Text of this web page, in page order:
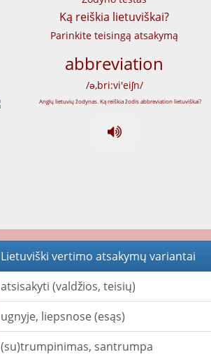
Ką reiškia lietuviškai?
Parinkite teisingą atsakymą
abbreviation
/ə,bri:vi'eiʃn/
Lietuviški vertimo atsakymų variantai
atsisakyti (valdžios, teisių)
ugnyje, liepsnose (esąs)
(su)trumpinimas, santrumpa